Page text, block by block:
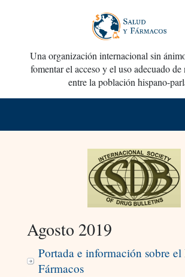
Una organización internacional sin
fomentar el acceso y el uso adecuado de
entre la población hispano-
Agosto 2019
Portada e información sobre
Fármacos